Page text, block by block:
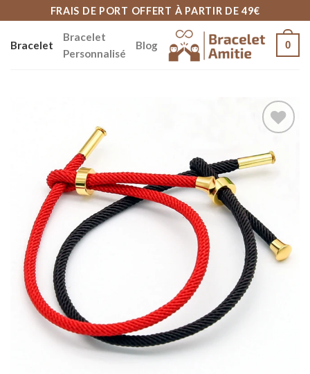
content
FRAIS DE PORT OFFERT À PARTIR DE 49€
Bracelet
Bracelet
Personnalisé
Blog 0
Ajouter